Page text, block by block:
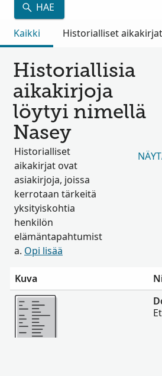
HAE
Kaikki
Historialliset aikakirjat
Historiallisia
aikakirjoja
löytyi nimellä
Nasey
Historialliset
aikakirjat ovat
asiakirjoja, joissa
kerrotaan tärkeitä
yksityiskohtia
henkilön
elämäntapahtumist
a. Opi lisää
Kuva
Enemmän